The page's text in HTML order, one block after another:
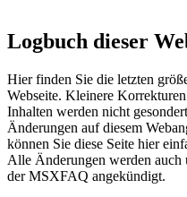
Logbuch dieser
Hier finden Sie die letzten
Webseite. Kleinere
Inhalten werden nicht
Änderungen auf diesem
können Sie diese Seite hier
Alle Änderungen werden auch
der MSXFAQ angekündigt.